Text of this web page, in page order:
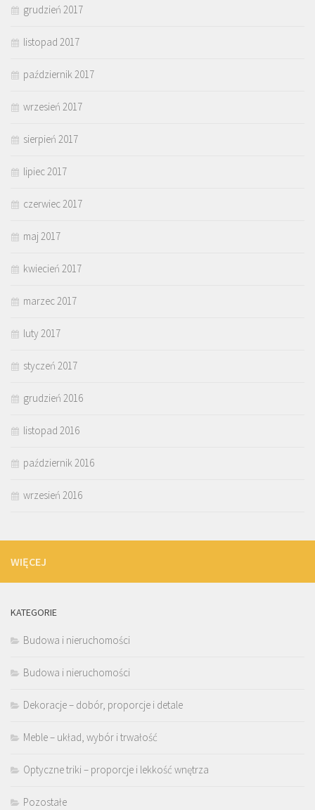
grudzień 2017
listopad 2017
październik 2017
wrzesień 2017
sierpień 2017
lipiec 2017
czerwiec 2017
maj 2017
kwiecień 2017
marzec 2017
luty 2017
styczeń 2017
grudzień 2016
listopad 2016
październik 2016
wrzesień 2016
WIĘCEJ
KATEGORIE
Budowa i nieruchomości
Budowa i nieruchomości
Dekoracje – dobór, proporcje i detale
Meble – układ, wybór i trwałość
Optyczne triki – proporcje i lekkość wnętrza
Pozostałe